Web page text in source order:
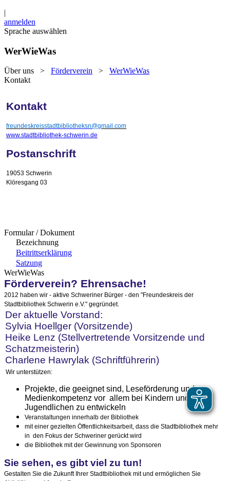
|
anmelden
Sprache auswählen
WerWieWas
Über uns > Förderverein > WerWieWas
Kontakt
Kontakt
freundeskreisstadtbibliotheksn@gmail.com
www.stadtbibliothek-schwerin.de
Postanschrift
19053 Schwerin
Klöresgang 03
Formular / Dokument
Bezeichnung
Beitrittserklärung
Satzung
WerWieWas
Förderverein? Ehrensache!
2012 haben wir - aktive Schweriner Bürger - den "Freundeskreis der
Stadtbibliothek Schwerin e.V." gegründet.
Der aktuelle Vorstand:
Sylvia Hoellger (Vorsitzende)
Heike Lenz (Stellvertretende Vorsitzende und
Schatzmeisterin)
Charlene Hawrylak (Schriftführerin)
Wir unterstützen:
Projekte, die geeignet sind, Leseförderung und
Medienkompetenz vor allem bei Kindern und
Jugendlichen zu entwickeln
Veranstaltungen innerhalb der Bibliothek
mit einer gezielten Öffentlichkeitsarbeit, dass die Stadtbibliothek mehr
in den Fokus der Schweriner gerückt wird
die Bibliothek mit der Gewinnung von Sponsoren
Sie sehen, es gibt viel zu tun!
Gestalten Sie die Zukunft Ihrer Stadtbibliothek mit und ermöglichen Sie